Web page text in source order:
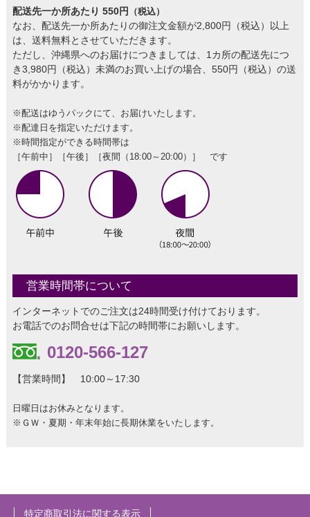
配送先一か所あたり 550円 （税込）
なお、配送先一か所あたりの御注文金額が2,800円（税込）以上
は、送料無料とさせていただきます。
ただし、沖縄県へのお届けにつきましては、1カ所の配送先につ
き3,980円（税込）未満のお買い上げの場合、550円（税込）の送
料がかかります。
※配送はゆうパックにて、お届けいたします。
※配達日を指定いただけます。
※時間指定ができる時間帯は
［午前中］［午後］［夜間（18:00～20:00）］ です
営業時間帯について
インターネットでのご注文は24時間受け付けております。
お電話でのお問合せは下記の時間帯にお願いします。
0120-566-127
【営業時間】 10:00～17:30
日曜日はお休みとなります。
※ＧＷ・夏期・年末年始に長期休業をいたします。
特定商取引法に関する表示